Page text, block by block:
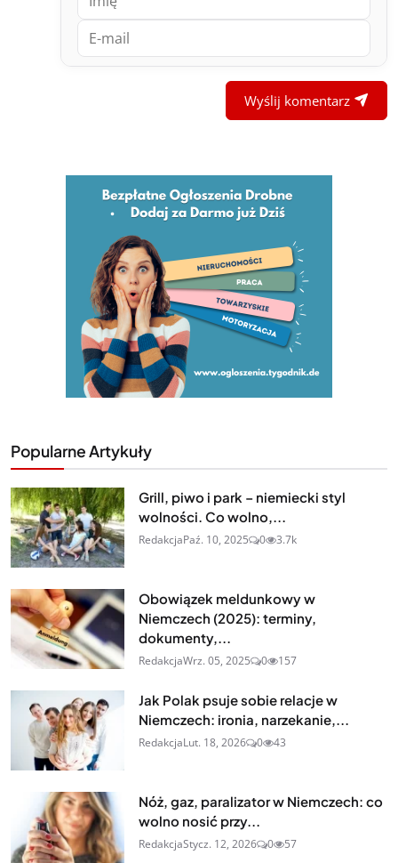
Wyślij komentarz
Popularne Artykuły
Grill, piwo i park – niemiecki styl
wolności. Co wolno,...
RedakcjaPaź. 10, 2025 0 3.7k
Obowiązek meldunkowy w
Niemczech (2025): terminy,
dokumenty,...
RedakcjaWrz. 05, 2025 0 157
Jak Polak psuje sobie relacje w
Niemczech: ironia, narzekanie,...
RedakcjaLut. 18, 2026 0 43
Nóż, gaz, paralizator w Niemczech: co
wolno nosić przy...
RedakcjaStycz. 12, 2026 0 57